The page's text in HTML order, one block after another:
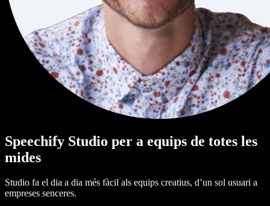
Speechify Studio per a equips de totes les
mides
Studio fa el dia a dia més fàcil als equips creatius, d’un sol usuari a
empreses senceres.